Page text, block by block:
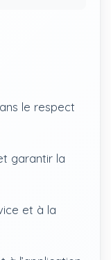
le respect
garantir la
et à la